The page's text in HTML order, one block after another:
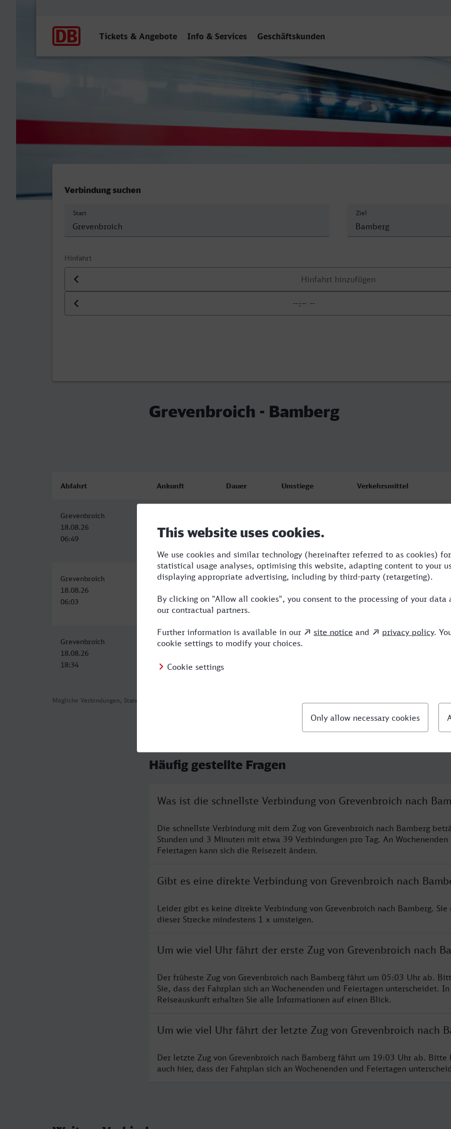
Tickets & Angebote Info & Services Geschäftskunden
Verbindung suchen
Start Ziel
Hinfahrt
Datum der Hinfahrt
Uhrzeit der Hinfahrt
Grevenbroich - Bamberg
Mögliche Verbindungen, Stand: 2026-08-04 03:50
Abfahrt Ankunft Dauer Umstiege Verkehrsmittel
Grevenbroich
18.08.26
06:49
18.08.26
11:52
Grevenbroich
18.08.26
06:03
Bamberg
11:20
5:17 3 RB,RE,ICE
Grevenbroich
18.08.26
18:34
Bamberg
23:52
5:18 2
Häufig gestellte Fragen
Was ist die schnellste Verbindung von Grevenbroich nach
Die schnellste Verbindung mit dem Zug von Grevenbroich nach Bamberg
Stunden und 3 Minuten mit etwa 39 Verbindungen pro Tag. An Wochenenden
Feiertagen kann sich die Reisezeit ändern.
Gibt es eine direkte Verbindung von Grevenbroich nach
Leider gibt es keine direkte Verbindung von Grevenbroich nach Bamberg. Sie
dieser Strecke mindestens 1 x umsteigen.
Um wie viel Uhr fährt der erste Zug von Grevenbroich nach
Der früheste Zug von Grevenbroich nach Bamberg fährt um 05:03 Uhr ab.
Sie, dass der Fahrplan sich an Wochenenden und Feiertagen unterscheidet.
Reiseauskunft erhalten Sie alle Informationen auf einen Blick.
Um wie viel Uhr fährt der letzte Zug von Grevenbroich nach
Der letzte Zug von Grevenbroich nach Bamberg fährt um 19:03 Uhr ab. Bitte
auch hier, dass der Fahrplan sich an Wochenenden und Feiertagen